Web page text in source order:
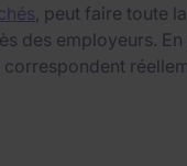
, peut faire toute
des employeurs.